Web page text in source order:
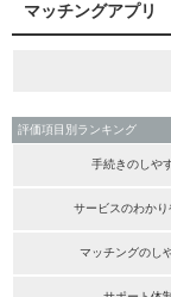
マッチングアプリ
評価項目別ランキング
手続きのしや
サービスのわかり
マッチングのし